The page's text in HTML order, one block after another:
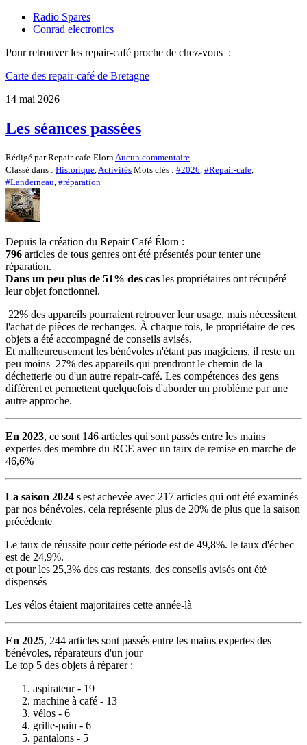
Radio Spares
Conrad electronics
Pour retrouver les repair-café proche de chez-vous :
Carte des repair-café de Bretagne
14 mai 2026
Les séances passées
Rédigé par Repair-cafe-ElornAucun commentaire
Classé dans : Historique,Activités Mots clés : #2026, #Repair-cafe,
#Landerneau, #réparation
Depuis la création du Repair Café Élorn :
796 articles de tous genres ont été présentés pour tenter une
réparation.
Dans un peu plus de 51% des cas les propriétaires ont récupéré
leur objet fonctionnel.
22% des appareils pourraient retrouver leur usage, mais nécessitent
l'achat de pièces de rechanges. À chaque fois, le propriétaire de ces
objets a été accompagné de conseils avisés.
Et malheureusement les bénévoles n'étant pas magiciens, il reste un
peu moins 27% des appareils qui prendront le chemin de la
déchetterie ou d'un autre repair-café. Les compétences des gens
diffèrent et permettent quelquefois d'aborder un problème par une
autre approche.
En 2023, ce sont 146 articles qui sont passés entre les mains
expertes des membre du RCE avec un taux de remise en marche de
46,6%
La saison 2024 s'est achevée avec 217 articles qui ont été examinés
par nos bénévoles. cela représente plus de 20% de plus que la saison
précédente
Le taux de réussite pour cette période est de 49,8%. le taux d'échec
est de 24,9%.
et pour les 25,3% des cas restants, des conseils avisés ont été
dispensés
Les vélos étaient majoritaires cette année-là
En 2025, 244 articles sont passés entre les mains expertes des
bénévoles, réparateurs d'un jour
Le top 5 des objets à réparer :
aspirateur - 19
machine à café - 13
vélos - 6
grille-pain - 6
pantalons - 5